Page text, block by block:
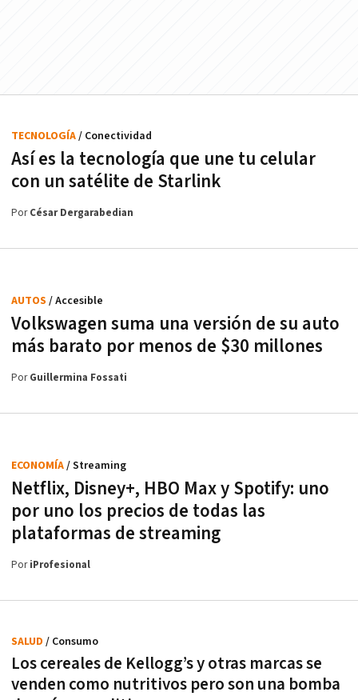
Así es la tecnología que une tu celular
con un satélite de Starlink
TECNOLOGÍA/ Conectividad
PorCésar Dergarabedian
Volkswagen suma una versión de su auto
más barato por menos de $30 millones
AUTOS / Accesible
PorGuillermina Fossati
Netflix, Disney+, HBO Max y Spotify: uno
por uno los precios de todas las
plataformas de streaming
ECONOMÍA/ Streaming
PoriProfesional
Los cereales de Kellogg’s y otras marcas se
venden como nutritivos pero son una bomba
SALUD / Consumo